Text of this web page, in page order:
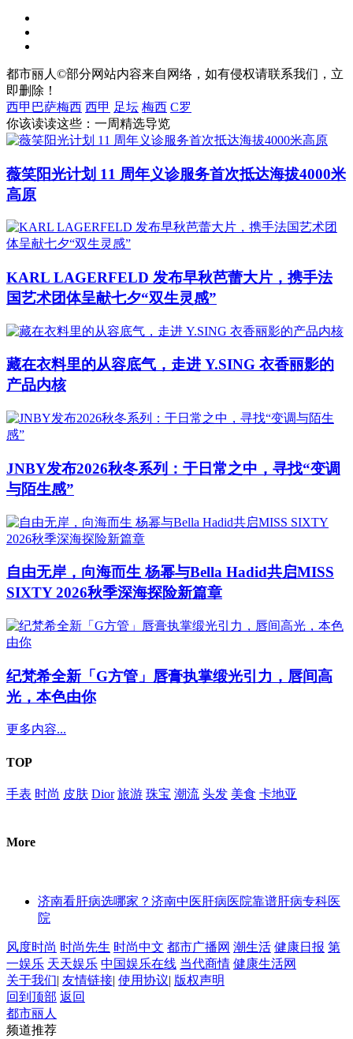
都市丽人©部分网站内容来自网络，如有侵权请联系我们，立
即删除！
西甲巴萨梅西 西甲 足坛 梅西 C罗
你该读读这些：一周精选导览
薇笑阳光计划 11 周年义诊服务首次抵达海拔4000米
高原
KARL LAGERFELD 发布早秋芭蕾大片，携手法
国艺术团体呈献七夕“双生灵感”
藏在衣料里的从容底气，走进 Y.SING 衣香丽影的
产品内核
JNBY发布2026秋冬系列：于日常之中，寻找“变调
与陌生感”
自由无岸，向海而生 杨幂与Bella Hadid共启MISS
SIXTY 2026秋季深海探险新篇章
纪梵希全新「G方管」唇膏执掌缎光引力，唇间高
光，本色由你
更多内容...
TOP
手表 时尚 皮肤 Dior 旅游 珠宝 潮流 头发 美食 卡地亚
More
济南看肝病选哪家？济南中医肝病医院靠谱肝病专科医
院
风度时尚 时尚先生 时尚中文 都市广播网 潮生活 健康日报 第
一娱乐 天天娱乐 中国娱乐在线 当代商情 健康生活网
关于我们| 友情链接| 使用协议| 版权声明
回到顶部 返回
都市丽人
频道推荐